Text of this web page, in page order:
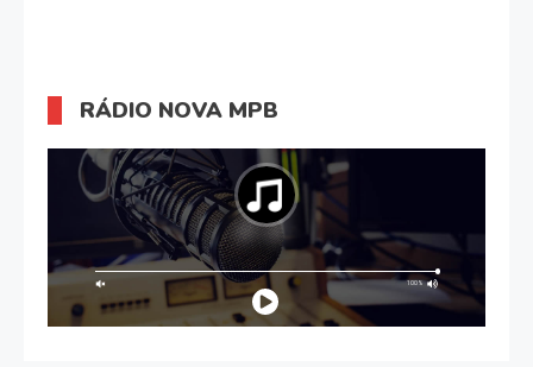
RÁDIO NOVA MPB